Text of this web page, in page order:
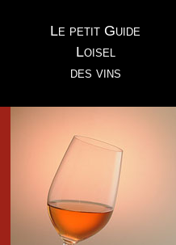
Le petit Guide
Loisel
des vins